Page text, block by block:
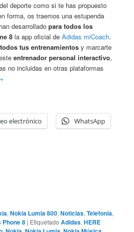
deporte como si te has propuesto
forma, os traemos una estupenda
han desarrolladopara todos los
8 la app oficial deAdidas miCoach.
tus entrenamientos y marcarte
entrenador personal interactivo,
no incluidas en otras plataformas
electrónico WhatsApp
,Nokia Lumia 800,Noticias,Telefonía,
Phone 8 | Etiquetado Adidas,HERE